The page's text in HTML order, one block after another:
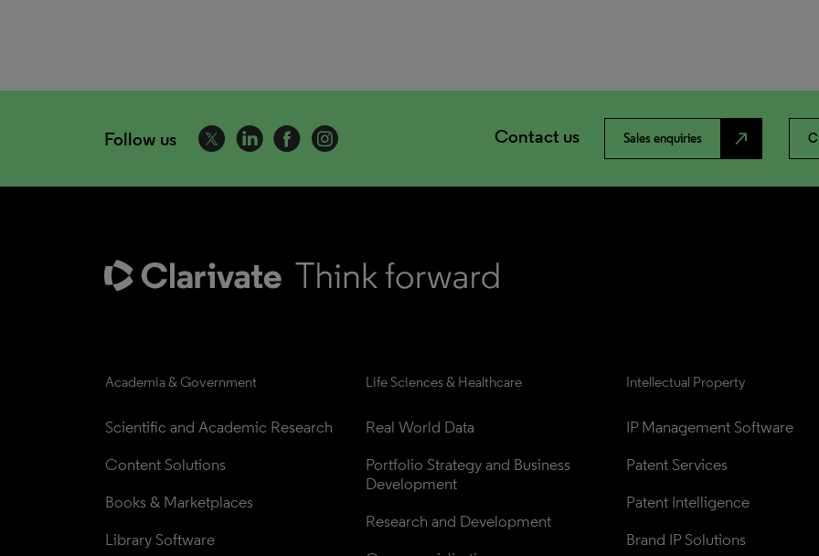
Follow us Contact us Sales enquiries north_east
Academia & Government
Scientific and Academic Research
Content Solutions
Books & Marketplaces
Library Software
Life Sciences & Healthcare
Real World Data
Portfolio Strategy and Business
Development
Research and Development
Intellectual Property
IP Management Software
Patent Services
Patent Intelligence
Brand IP Solutions